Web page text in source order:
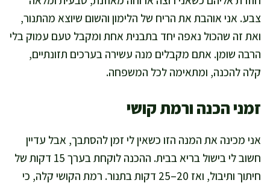
צבע. אני אוהבת את הריח של הלימון והשום שיוצא מהתנור,
ואת זה שהכול נאפה יחד בתבנית אחת ומקבל טעם עמוק בלי
הרבה שומן. אתם מקבלים מנה עשירה בערכים תזונתיים,
קלה להכנה, ומתאימה לכל המשפחה.
זמני הכנה ורמת קושי
אני מכינה את המנה הזו כשאין לי זמן להסתבך, אבל עדיין
חשוב לי בישול בריא בבית. ההכנה לוקחת בערך 15 דקות של
חיתוך ותיבול, ואז 20–25 דקות בתנור. רמת הקושי קלה, כי